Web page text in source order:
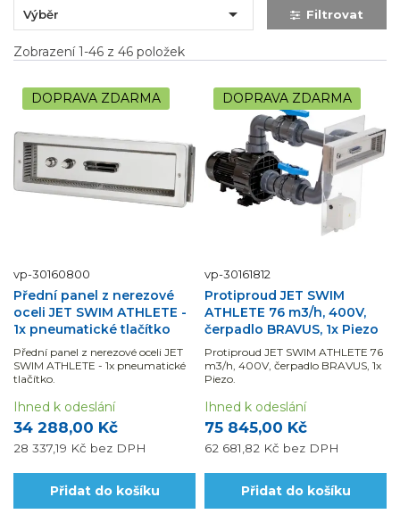
Výběr  Filtrovat
Zobrazení 1-46 z 46 položek
DOPRAVA ZDARMA
vp-30160800
Přední panel z nerezové
oceli JET SWIM ATHLETE -
1x pneumatické tlačítko
Přední panel z nerezové oceli JET
SWIM ATHLETE - 1x pneumatické
tlačítko.
34 288,00 Kč
28 337,19 Kč bez DPH
Ihned k odeslání
Přidat do košíku
DOPRAVA ZDARMA
vp-30161812
Protiproud JET SWIM
ATHLETE 76 m3/h, 400V,
čerpadlo BRAVUS, 1x Piezo
Protiproud JET SWIM ATHLETE 76
m3/h, 400V, čerpadlo BRAVUS, 1x
Piezo.
75 845,00 Kč
62 681,82 Kč bez DPH
Ihned k odeslání
Přidat do košíku